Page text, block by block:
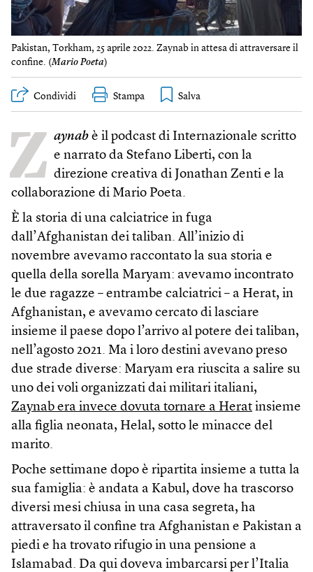
Pakistan, Torkham, 25 aprile 2022. Zaynab in attesa di attraversare il
confine. (Mario Poeta)
Condividi Stampa
Z aynab è il podcast di Internazionale scritto
e narrato da Stefano Liberti, con la
direzione creativa di Jonathan Zenti e la
collaborazione di Mario Poeta.
È la storia di una calciatrice in fuga
dall’Afghanistan dei taliban. All’inizio di
novembre avevamo raccontato la sua storia e
quella della sorella Maryam: avevamo incontrato
le due ragazze – entrambe calciatrici – a Herat, in
Afghanistan, e avevamo cercato di lasciare
insieme il paese dopo l’arrivo al potere dei taliban,
nell’agosto 2021. Ma i loro destini avevano preso
due strade diverse: Maryam era riuscita a salire su
uno dei voli organizzati dai militari italiani,
Zaynab era invece dovuta tornare a Herat insieme
alla figlia neonata, Helal, sotto le minacce del
marito.
Poche settimane dopo è ripartita insieme a tutta la
sua famiglia: è andata a Kabul, dove ha trascorso
diversi mesi chiusa in una casa segreta, ha
attraversato il confine tra Afghanistan e Pakistan a
piedi e ha trovato rifugio in una pensione a
Islamabad. Da qui doveva imbarcarsi per l’Italia